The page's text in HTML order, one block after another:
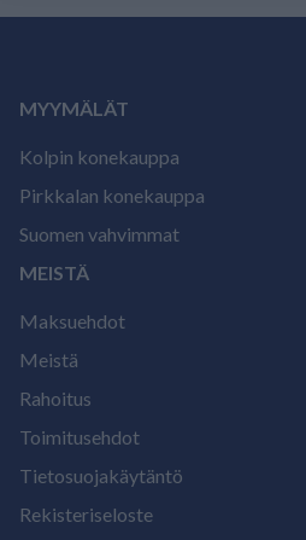
MYYMÄLÄT
Kolpin konekauppa
Pirkkalan konekauppa
Suomen vahvimmat
MEISTÄ
Maksuehdot
Meistä
Rahoitus
Toimitusehdot
Tietosuojakäytäntö
Rekisteriseloste